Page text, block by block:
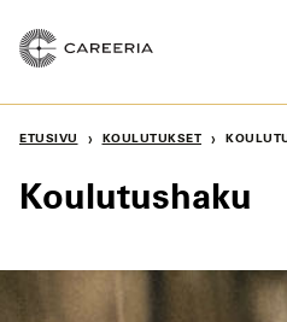
sisältöön
ETUSIVU › KOULUTUKSET ›
Koulutushaku